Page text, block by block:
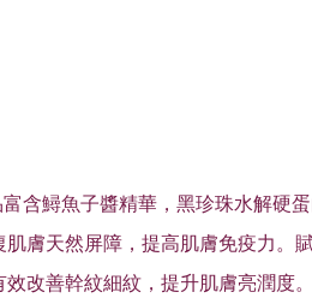
含鱘魚子醬精華，黑珍珠水解硬
膚天然屏障，提高肌膚免疫力。
改善幹紋細紋，提升肌膚亮潤度。